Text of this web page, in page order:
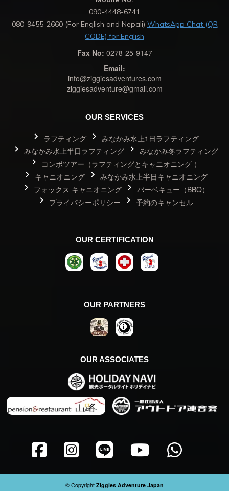
090-4448-6741
080-9455-2660 (For English and Nepali) WhatsApp Chat (QR
CODE) for English
Fax No: 0278-25-9147
Email:
info@ziggiesadventures.com
ziggiesadventure@gmail.com
OUR SERVICES
ラフティング
みなかみ水上1日ラフティング
みなかみ水上半日ラフティング
みなかみ冬ラフティング
コンボツアー（ラフティングとキャニオニング ）
キャニオニング
みなかみ水上半日キャニオニング
フォックス キャニオニング
バーベキュー（BBQ）
プライバシーポリシー
予約のキャンセル
OUR CERTIFICATION
OUR PARTNERS
OUR ASSOCIATES
© Copyright Ziggies Adventure Japan